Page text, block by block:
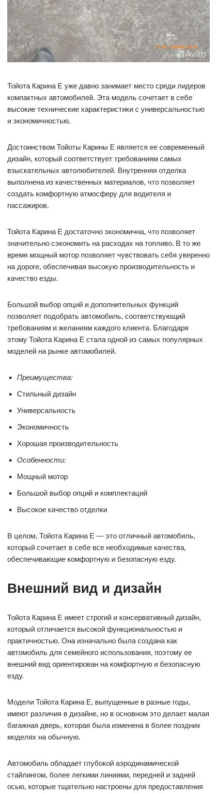
Тойота Карина Е уже давно занимает место среди лидеров
компактных автомобилей. Эта модель сочетает в себе
высокие технические характеристики с универсальностью
и экономичностью.
Достоинством Тойоты Карины Е является ее современный
дизайн, который соответствует требованиям самых
взыскательных автолюбителей. Внутренняя отделка
выполнена из качественных материалов, что позволяет
создать комфортную атмосферу для водителя и
пассажиров.
Тойота Карина Е достаточно экономична, что позволяет
значительно сэкономить на расходах на топливо. В то же
время мощный мотор позволяет чувствовать себя уверенно
на дороге, обеспечивая высокую производительность и
качество езды.
Большой выбор опций и дополнительных функций
позволяет подобрать автомобиль, соответствующий
требованиям и желаниям каждого клиента. Благодаря
этому Тойота Карина Е стала одной из самых популярных
моделей на рынке автомобилей.
Преимущества:
Стильный дизайн
Универсальность
Экономичность
Хорошая производительность
Особенности:
Мощный мотор
Большой выбор опций и комплектаций
Высокое качество отделки
В целом, Тойота Карина Е — это отличный автомобиль,
который сочетает в себе все необходимые качества,
обеспечивающие комфортную и безопасную езду.
Внешний вид и дизайн
Тойота Карина Е имеет строгий и консервативный дизайн,
который отличается высокой функциональностью и
практичностью. Она изначально была создана как
автомобиль для семейного использования, поэтому ее
внешний вид ориентирован на комфортную и безопасную
езду.
Модели Тойота Карина Е, выпущенные в разные годы,
имеют различия в дизайне, но в основном это делает малая
багажная дверь, которая была изменена в более поздних
моделях на обычную.
Автомобиль обладает глубокой аэродинамической
стайлингом, более легкими линиями, передней и задней
осью, которые тщательно настроены для предоставления